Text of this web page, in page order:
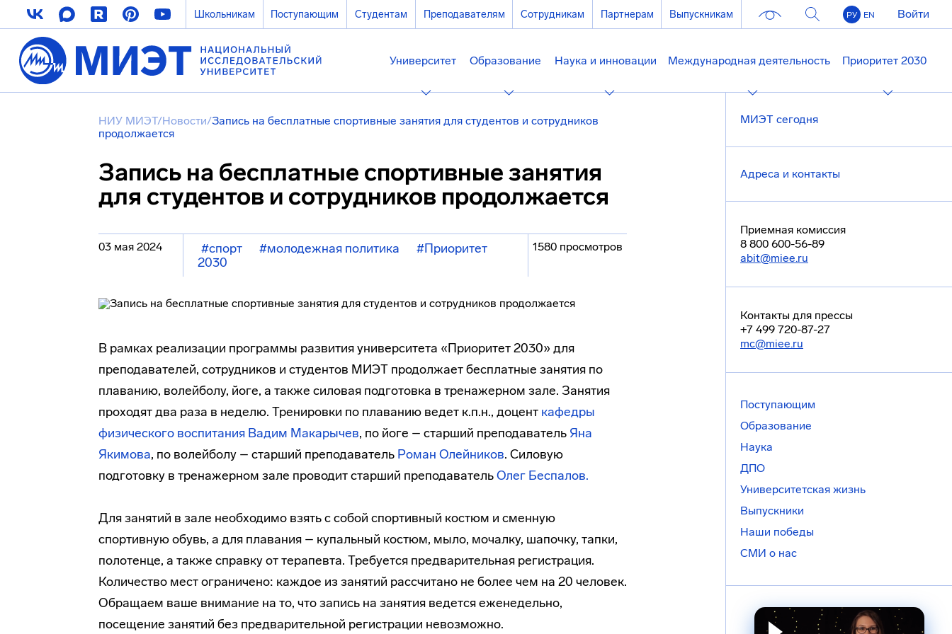
Школьникам Поступающим Студентам Преподавателям Сотрудникам Партнерам Выпускникам РУ EN Войти
Университет Образование Наука и инновации Международная деятельность Приоритет 2030
НИУ МИЭТ/Новости/Запись на бесплатные спортивные занятия для студентов и сотрудников
продолжается
Запись на бесплатные спортивные занятия
для студентов и сотрудников продолжается
03 мая 2024 #спорт #молодежная политика
#Приоритет
2030
1580 просмотров
В рамках реализации программы развития университета «Приоритет 2030» для
преподавателей, сотрудников и студентов МИЭТ продолжает бесплатные занятия по
плаванию, волейболу, йоге, а также силовая подготовка в тренажерном зале. Занятия
проходят два раза в неделю. Тренировки по плаванию ведет к.п.н., доцент кафедры
физического воспитания Вадим Макарычев, по йоге – старший преподаватель Яна
Якимова, по волейболу – старший преподаватель Роман Олейников. Силовую
подготовку в тренажерном зале проводит старший преподавательОлег Беспалов.
Для занятий в зале необходимо взять с собой спортивный костюм и сменную
спортивную обувь, а для плавания – купальный костюм, мыло, мочалку, шапочку, тапки,
полотенце, а также справку от терапевта. Требуется предварительная регистрация.
Количество мест ограничено: каждое из занятий рассчитано не более чем на 20 человек.
Обращаем ваше внимание на то, что запись на занятия ведется еженедельно,
посещение занятий без предварительной регистрации невозможно.
МИЭТ сегодня
Адреса и контакты
Приемная комиссия
8 800 600-56-89
abit@miee.ru
Контакты для прессы
+7 499 720-87-27
mc@miee.ru
Поступающим
Образование
Наука
ДПО
Университетская жизнь
Выпускники
Наши победы
СМИ о нас